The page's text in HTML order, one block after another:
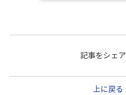
記事をシェ
上に戻る